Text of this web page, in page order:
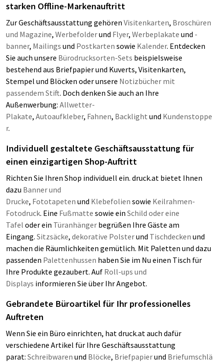
starken Offline-Markenauftritt
Zur Geschäftsausstattung gehören Visitenkarten, Broschüren
und Magazine, Werbefolderund Flyer, Werbeplakate und -
banner, Mailings und Postkarten sowie Kalender. Entdecken
Sie auch unsere Bürodrucksorten-Sets beispielsweise
bestehend aus Briefpapier und Kuverts, Visitenkarten,
Stempel und Blöcken oder unsere Notizbücher mit
passendem Stift. Doch denken Sie auch an Ihre
Außenwerbung: Allwetter-
Plakate, Autoaufkleber, Fahnen, Backlight und Kundenstoppe
r.
Individuell gestaltete Geschäftsausstattung für
einen einzigartigen Shop-Auftritt
Richten Sie Ihren Shop individuell ein. druck.at bietet Ihnen
dazu Banner und
Drucke, Fototapeten und Klebefolien sowie Keilrahmen-
Fotodruck. Eine Fußmatte sowie ein Schild oder eine
Tafel oder ein Türanhänger begrüßen Ihre Gäste am
Eingang. Sitzsäcke, dekorative Polsterund Tischdecken und
machen die Räumlichkeiten gemütlich. Mit Paletten und dazu
passenden Palettenhussen haben Sie im Nu einen Tisch für
Ihre Produkte gezaubert. Auf Roll-ups und
Displays informieren Sie über Ihr Angebot.
Gebrandete Büroartikel für Ihr professionelles
Auftreten
Wenn Sie ein Büro einrichten, hat druck.at auch dafür
verschiedene Artikel für Ihre Geschäftsausstattung
parat: Schreibwaren und Blöcke, Briefpapierund Briefumschlä